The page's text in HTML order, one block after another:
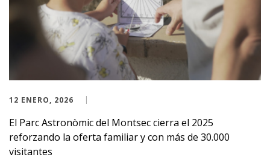
12 ENERO, 2026
El Parc Astronòmic del Montsec cierra el 2025
reforzando la oferta familiar y con más de 30.000
visitantes